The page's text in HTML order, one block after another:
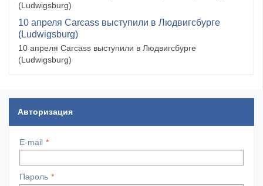
(Ludwigsburg)
10 апреля Carcass выступили в Людвигсбурге
(Ludwigsburg)
10 апреля Carcass выступили в Людвигсбурге
(Ludwigsburg)
Авторизация
E-mail
Пароль